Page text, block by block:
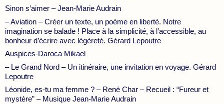
Sinon s’aimer – Jean-Marie Audrain
– Aviation – Créer un texte, un poème en liberté. Notre
imagination se balade ! Place à la simplicité, à l’accessible, au
bonheur d’écrire avec légèreté. Gérard Lepoutre
Auspices-Daroca Mikael
– Le Grand Nord – Un itinéraire, une invitation en voyage. Gérard
Lepoutre
Léonide, es-tu ma femme ? – René Char – Recueil : “Fureur et
mystère” – Musique Jean-Marie Audrain